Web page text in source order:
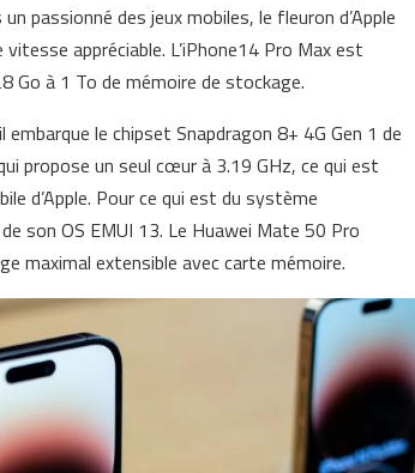
passionné des jeux mobiles, le fleuron d’Apple
appréciable. L’iPhone14 Pro Max est
Go à 1 To de mémoire de stockage.
le chipset Snapdragon 8+ 4G Gen 1 de
propose un seul cœur à 3.19 GHz, ce qui est
d’Apple. Pour ce qui est du système
son OS EMUI 13. Le Huawei Mate 50 Pro
maximal extensible avec carte mémoire.